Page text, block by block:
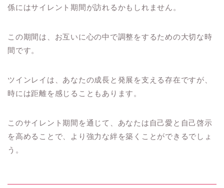
係にはサイレント期間が訪れるかもしれません。
この期間は、お互いに心の中で調整をするための大切な時
間です。
ツインレイは、あなたの成長と発展を支える存在ですが、
時には距離を感じることもあります。
このサイレント期間を通じて、あなたは自己愛と自己啓示
を高めることで、より強力な絆を築くことができるでしょ
う。